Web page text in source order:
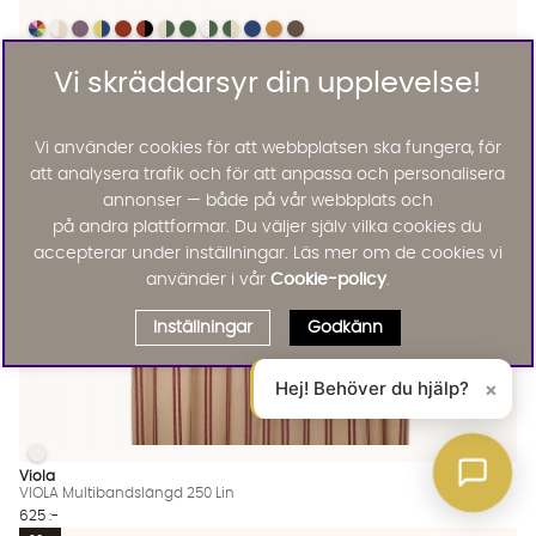
DYNA 60x100 Grå/Korall Finns även i dessa färger:
DYNA 60x100 Grå/Korall
DYNA 60x100 Grå/Korall
DYNA 60x100 Grå/Korall
DYNA 60x100 Grå/Korall
DYNA 60x100 Grå/Korall
DYNA 60x100 Grå/Korall
DYNA 60x100 Grå/Korall
DYNA 60x100 Grå/Korall
DYNA 60x100 Grå/Korall
DYNA 60x100 Grå/Korall
DYNA 60x100 Grå/Korall
DYNA 60x100 Grå/Korall
DYNA 60x100 Grå/Korall
DYNA 60x100 Grå/Korall
VIOLA Multibandslängd 250 Lin Finns även i dessa färger:
VIOLA Multibandslängd 250 Lin
Viola
VIOLA Multibandslängd 250 Lin
625 :-
Vi skräddarsyr din upplevelse!
Vi använder cookies för att webbplatsen ska fungera, för
att analysera trafik och för att anpassa och personalisera
annonser — både på vår webbplats och
på andra plattformar. Du väljer själv vilka cookies du
accepterar under inställningar. Läs mer om de cookies vi
använder i vår Cookie-policy.
Inställningar Godkänn
Hej! Behöver du hjälp? ×